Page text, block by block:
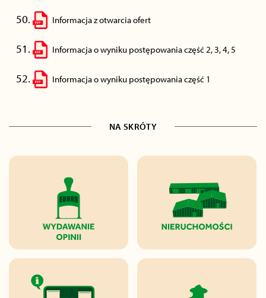
Informacja z otwarcia ofert
Informacja o wyniku postępowania część 2, 3, 4, 5
Informacja o wyniku postępowania część 1
NA SKRÓTY